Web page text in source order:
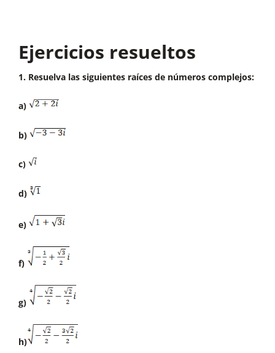
Ejercicios resueltos
1. Resuelva las siguientes raíces de números complejos:
a)
b)
c)
d)
e)
f)
g)
h)